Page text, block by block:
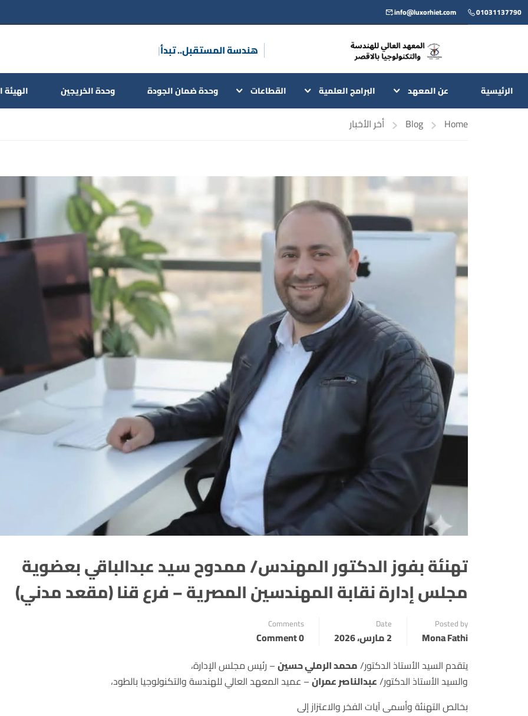
01031137790
info@luxorhiet.com
هندسة المستق|
الرئيسية عن المعهد البرامج العلمية القطاعات وحدة ضمان الجودة وحدة الخريجين الهيئة
Home
Blog أخر الأخبار
تهنئة بفوز الدكتور المهندس/ ممدوح سيد عبدالباقي بعضوية
مجلس إدارة نقابة المهندسين المصرية – فرع قنا (مقعد مدني)
Posted by
Mona Fathi
Date
2 مارس، 2026
Comments
0 Comment
يتقدم السيد الأستاذ الدكتور/محمد الرملي حسين– رئيس مجلس الإدارة،
والسيد الأستاذ الدكتور/عبدالناصر عمران– عميد المعهد العالي للهندسة والتكنولوجيا بالطود،
بخالص التهنئة وأسمى آيات الفخر والاعتزاز إلى